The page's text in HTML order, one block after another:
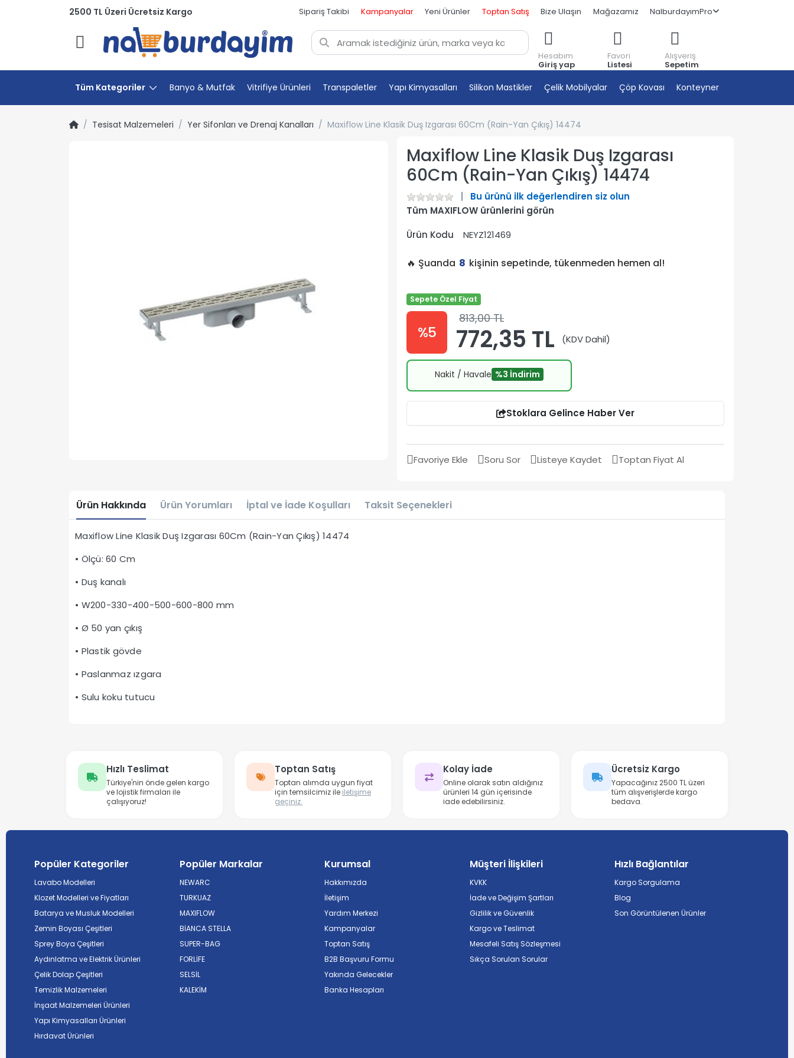
2500 TL Üzeri Ücretsiz Kargo Sipariş Takibi Kampanyalar Yeni Ürünler Toptan Satış Bize Ulaşın Mağazamız NalburdayımPro
Menü
Hesabım
Giriş yap
Favori
Listesi
Alışveriş
Sepetim
Tüm Kategoriler Banyo & Mutfak Vitrifiye Ürünleri Transpaletler Yapı Kimyasalları Silikon Mastikler Çelik Mobilyalar Çöp Kovası Konteyner
Tesisat Malzemeleri Yer Sifonları ve Drenaj Kanalları Maxiflow Line Klasik Duş Izgarası 60Cm (Rain-Yan Çıkış) 14474
Maxiflow Line Klasik Duş Izgarası
60Cm (Rain-Yan Çıkış) 14474
Bu ürünü ilk değerlendiren siz olun
Tüm MAXIFLOW ürünlerini görün
Ürün Kodu
NEYZ121469
🔥 Şuanda 8 kişinin sepetinde, tükenmeden hemen al!
Sepete Özel Fiyat
%5
813,00 TL
772,35 TL (KDV Dahil)
Nakit / Havale %3 İndirim
Stoklara Gelince Haber Ver
Favoriye Ekle Soru Sor Listeye Kaydet Toptan Fiyat Al
Ürün Hakkında Ürün Yorumları İptal ve İade Koşulları Taksit Seçenekleri
Maxiflow Line Klasik Duş Izgarası 60Cm (Rain-Yan Çıkış) 14474
• Ölçü: 60 Cm
• Duş kanalı
• W200-330-400-500-600-800 mm
• Ø 50 yan çıkış
• Plastik gövde
• Paslanmaz ızgara
• Sulu koku tutucu
Hızlı Teslimat
Türkiye'nin önde gelen kargo
ve lojistik firmaları ile
çalışıyoruz!
Toptan Satış
Toptan alımda uygun fiyat
için temsilcimiz ile iletişime
geçiniz.
Kolay İade
Online olarak satın aldığınız
ürünleri 14 gün içerisinde
iade edebilirsiniz.
Ücretsiz Kargo
Yapacağınız 2500 TL üzeri
tüm alışverişlerde kargo
bedava.
Popüler Kategoriler
Lavabo Modelleri
Klozet Modelleri ve Fiyatları
Batarya ve Musluk Modelleri
Zemin Boyası Çeşitleri
Sprey Boya Çeşitleri
Aydınlatma ve Elektrik Ürünleri
Çelik Dolap Çeşitleri
Temizlik Malzemeleri
İnşaat Malzemeleri Ürünleri
Yapı Kimyasalları Ürünleri
Hırdavat Ürünleri
Popüler Markalar
NEWARC
TURKUAZ
MAXIFLOW
BİANCA STELLA
SUPER-BAG
FORLİFE
SELSİL
KALEKİM
Kurumsal
Hakkımızda
İletişim
Yardım Merkezi
Kampanyalar
Toptan Satış
B2B Başvuru Formu
Yakında Gelecekler
Banka Hesapları
Müşteri İlişkileri
KVKK
İade ve Değişim Şartları
Gizlilik ve Güvenlik
Kargo ve Teslimat
Mesafeli Satış Sözleşmesi
Sıkça Sorulan Sorular
Hızlı Bağlantılar
Kargo Sorgulama
Blog
Son Görüntülenen Ürünler